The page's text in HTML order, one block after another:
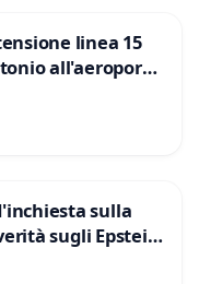
linea 15
all'aeroporto
sulla
sugli Epstein